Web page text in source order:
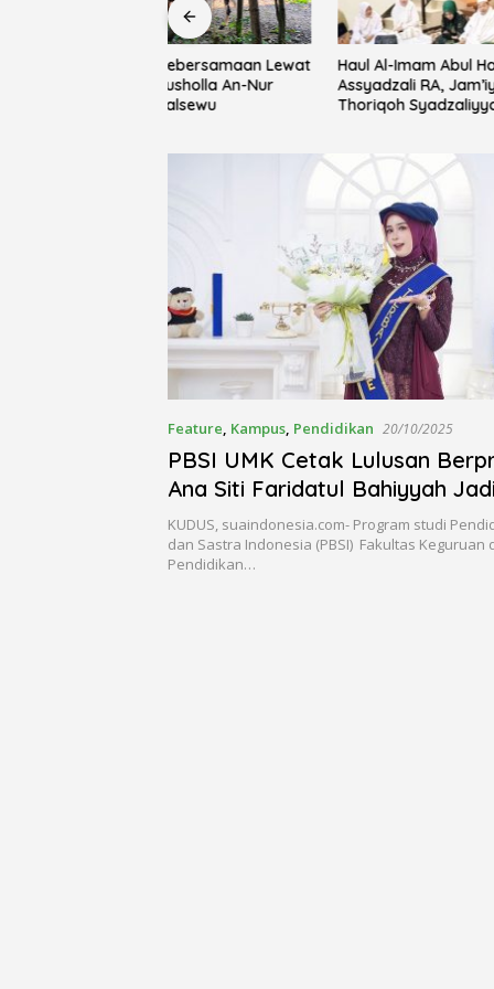
Haul Al-Imam Abul Hasan
Assyadzali RA, Jam’iyah
Thoriqoh Syadzaliyyah Kudus
Pemkab
Feature Kampus Pendidikan 20/10/2025
PBSI UMK Cetak Lulusan
Ana Siti Faridatul Bahiyyah
Terbaik Raih IPK 3,94
KUDUS, suaindonesia.com- Program studi
dan Sastra Indonesia (PBSI) Fakultas Keguruan
Pendidikan…